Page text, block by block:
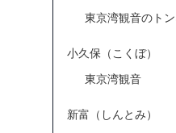
東京湾観音のト
小久保（こくぼ）
東京湾観音
新富（しんとみ）